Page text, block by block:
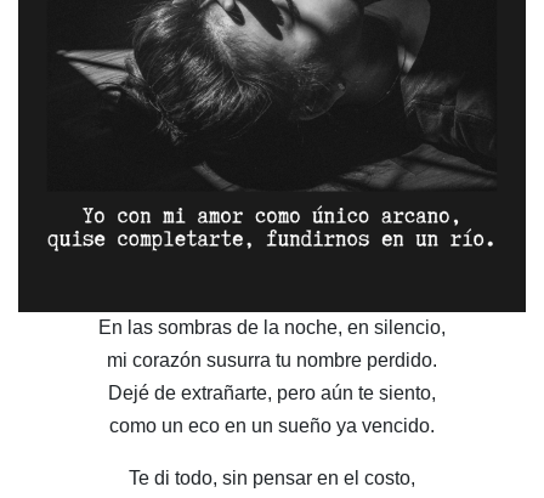
En las sombras de la noche, en silencio,
mi corazón susurra tu nombre perdido.
Dejé de extrañarte, pero aún te siento,
como un eco en un sueño ya vencido.
Te di todo, sin pensar en el costo,